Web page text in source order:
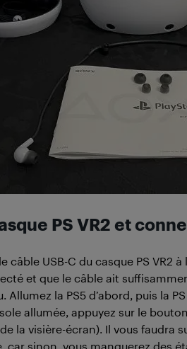
PS VR2 et
USB-C du casque PS VR2
et que le câble ait
Allumez la PS5 d’abord, puis la
allumée, appuyez sur le
la visière-écran). Il vous faudra
car sinon, vous manquerez des